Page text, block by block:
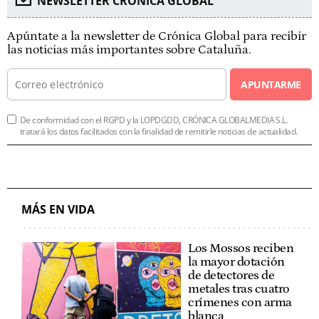
Apúntate a la newsletter de Crónica Global para recibir
las noticias más importantes sobre Cataluña.
APUNTARME
De conformidad con el RGPD y la LOPDGDD, CRÓNICA GLOBALMEDIA S.L.
tratará los datos facilitados con la finalidad de remitirle noticias de actualidad.
MÁS EN VIDA
Los Mossos reciben
la mayor dotación
de detectores de
metales tras cuatro
crímenes con arma
blanca